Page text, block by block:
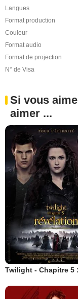
Langues
Format production
Couleur
Format audio
Format de projection
N° de Visa
Si vous
aimer ...